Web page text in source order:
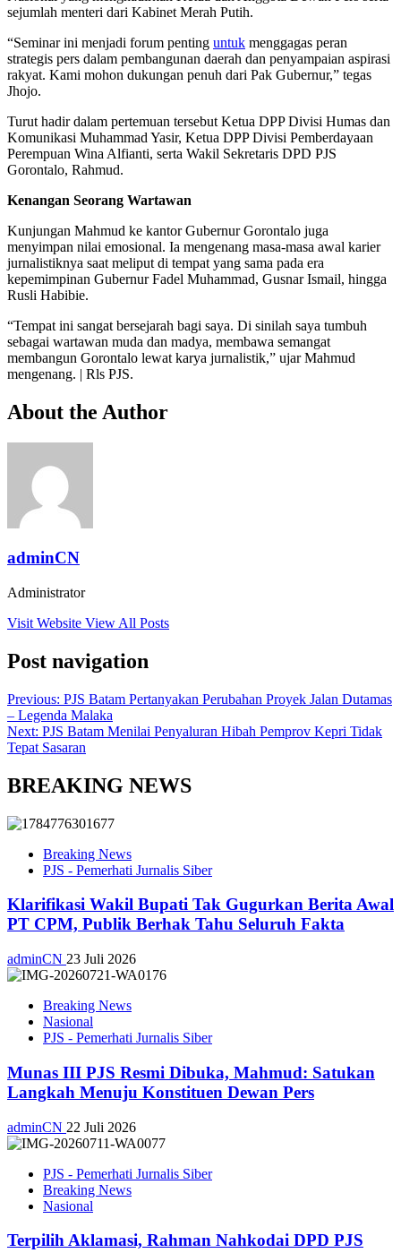
sejumlah menteri dari Kabinet Merah Putih.
“Seminar ini menjadi forum penting untuk menggagas peran
strategis pers dalam pembangunan daerah dan penyampaian aspirasi
rakyat. Kami mohon dukungan penuh dari Pak Gubernur,” tegas
Jhojo.
Turut hadir dalam pertemuan tersebut Ketua DPP Divisi Humas dan
Komunikasi Muhammad Yasir, Ketua DPP Divisi Pemberdayaan
Perempuan Wina Alfianti, serta Wakil Sekretaris DPD PJS
Gorontalo, Rahmud.
Kenangan Seorang Wartawan
Kunjungan Mahmud ke kantor Gubernur Gorontalo juga
menyimpan nilai emosional. Ia mengenang masa-masa awal karier
jurnalistiknya saat meliput di tempat yang sama pada era
kepemimpinan Gubernur Fadel Muhammad, Gusnar Ismail, hingga
Rusli Habibie.
“Tempat ini sangat bersejarah bagi saya. Di sinilah saya tumbuh
sebagai wartawan muda dan madya, membawa semangat
membangun Gorontalo lewat karya jurnalistik,” ujar Mahmud
mengenang. | Rls PJS.
About the Author
adminCN
Administrator
Visit Website View All Posts
Post navigation
Previous: PJS Batam Pertanyakan Perubahan Proyek Jalan Dutamas
– Legenda Malaka
Next: PJS Batam Menilai Penyaluran Hibah Pemprov Kepri Tidak
Tepat Sasaran
BREAKING NEWS
Breaking News
PJS - Pemerhati Jurnalis Siber
Klarifikasi Wakil Bupati Tak Gugurkan Berita Awal
PT CPM, Publik Berhak Tahu Seluruh Fakta
adminCN 23 Juli 2026
Breaking News
Nasional
PJS - Pemerhati Jurnalis Siber
Munas III PJS Resmi Dibuka, Mahmud: Satukan
Langkah Menuju Konstituen Dewan Pers
adminCN 22 Juli 2026
PJS - Pemerhati Jurnalis Siber
Breaking News
Nasional
Terpilih Aklamasi, Rahman Nahkodai DPD PJS